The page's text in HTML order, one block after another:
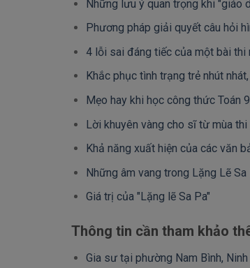
Những lưu ý quan trọng khi "giáo
Phương pháp giải quyết câu hỏi
4 lỗi sai đáng tiếc của một bài thi
Khắc phục tình trạng trẻ nhút
Mẹo hay khi học công thức Toán
Lời khuyên vàng cho sĩ từ mùa thi
Khả năng xuất hiện của các văn
Những âm vang trong Lặng Lẽ Sa
Giá trị của "Lặng lẽ Sa Pa"
Thông tin cần tham khảo
Gia sư tại phường Nam Bình, Ninh